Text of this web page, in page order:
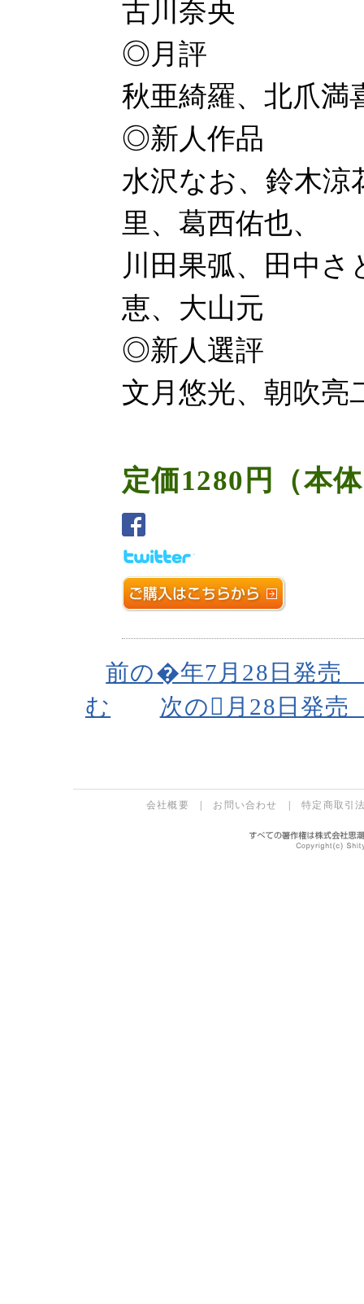
古川奈央
◎月評
秋亜綺羅、北爪満
◎新人作品
水沢なお、鈴木涼
里、葛西佑也、
川田果弧、田中
恵、大山元
◎新人選評
文月悠光、朝吹亮
定価1280円（本
前の�年7月28日発売
む
次の𔄡月28日発売
会社概要 お問い合わせ |特定商取引